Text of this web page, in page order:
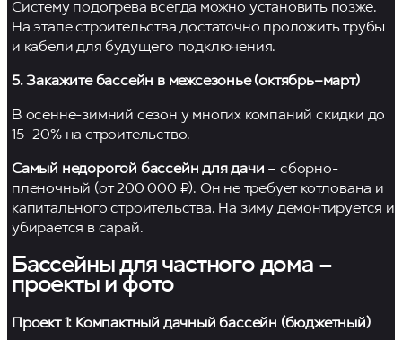
Систему подогрева всегда можно установить позже.
На этапе строительства достаточно проложить трубы
и кабели для будущего подключения.
5. Закажите бассейн в межсезонье (октябрь–март)
В осенне-зимний сезон у многих компаний скидки до
15–20% на строительство.
Самый недорогой бассейн для дачи – сборно-
пленочный (от 200 000 ₽). Он не требует котлована и
капитального строительства. На зиму демонтируется и
убирается в сарай.
Бассейны для частного дома –
проекты и фото
Проект 1: Компактный дачный бассейн (бюджетный)